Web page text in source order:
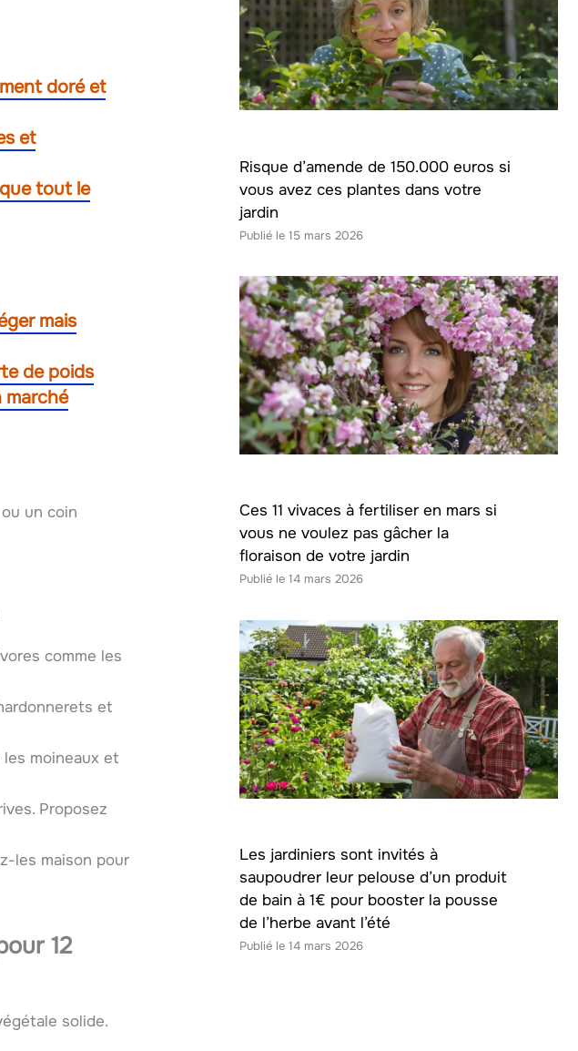
doré et
et
tout le
mais
de poids
marché
un coin
comme les
et
moineaux et
Proposez
les maison pour
12
solide.
Risque d’amende de 150.000 euros si
vous avez ces plantes dans votre
jardin
15 mars 2026
Ces 11 vivaces à fertiliser en mars si
vous ne voulez pas gâcher la
floraison de votre jardin
14 mars 2026
Les jardiniers sont invités à
saupoudrer leur pelouse d’un produit
de bain à 1€ pour booster la pousse
de l’herbe avant l’été
14 mars 2026